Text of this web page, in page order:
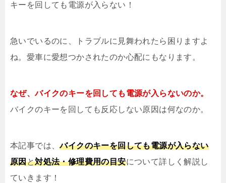
キーを回しても電源が入らない！
急いでいるのに、トラブルに見舞われたら困りますよ
ね。愛車に愛想つかされたのか心配にもなります。
なぜ、バイクのキーを回しても電源が入らないのか。
バイクのキーを回しても反応しない原因は何なのか。
本記事では、バイクのキーを回しても電源が入らない
原因と対処法・修理費用の目安について詳しく解説し
ていきます！